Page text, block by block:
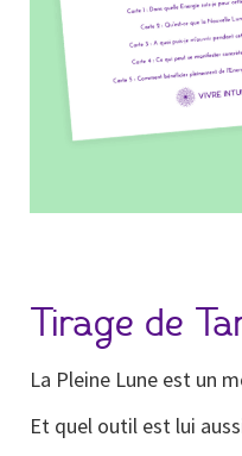
Tirage de
La Pleine Lune est un
Et quel outil est lui